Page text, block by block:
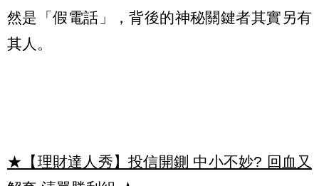
然是「假電話」，背後的神秘關鍵者其實另有
其人。
★【理財達人秀】投信開鍘 中小不妙? 回血又